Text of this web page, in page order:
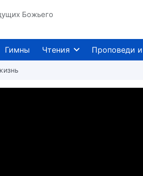
Божьего
Гимны Чтения Проповеди